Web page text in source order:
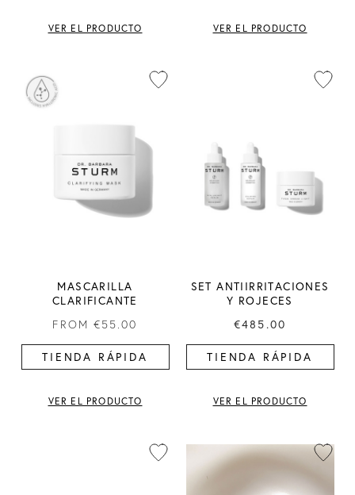
VER EL PRODUCTO VER EL PRODUCTO
MASCARILLA
CLARIFICANTE
FROM €55.00
TIENDA RÁPIDA
VER EL PRODUCTO
SET ANTIIRRITACIONES
Y ROJECES
€485.00
TIENDA RÁPIDA
VER EL PRODUCTO